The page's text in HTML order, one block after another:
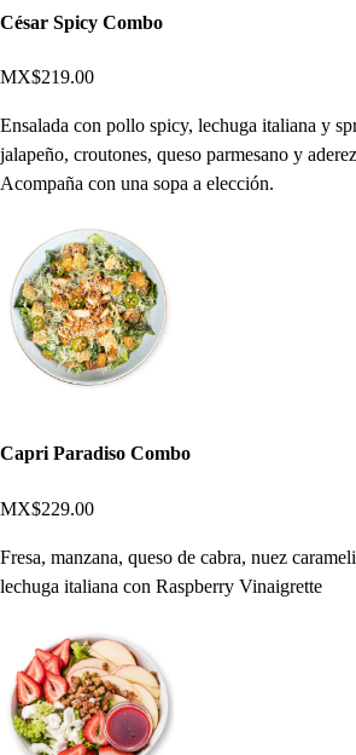
César Spicy Combo
MX$219.00
Ensalada con pollo spicy, lechuga italiana y
jalapeño, croutones, queso parmesano y
Acompaña con una sopa a elección.
Capri Paradiso Combo
MX$229.00
Fresa, manzana, queso de cabra, nuez
lechuga italiana con Raspberry Vinaigrette